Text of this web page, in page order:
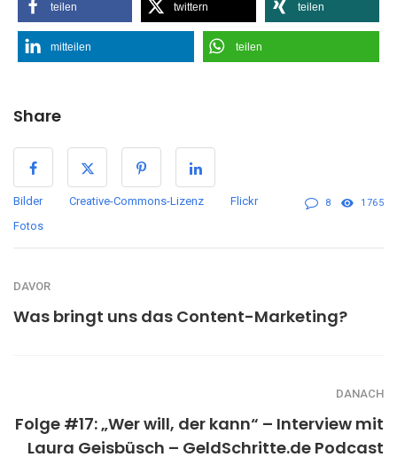
teilen twittern teilen
mitteilen teilen
Share
Bilder Creative-Commons-Lizenz
Flickr
Fotos
8 1765
DAVOR
Was bringt uns das Content-Marketing?
DANACH
Folge #17: „Wer will, der kann“ – Interview mit
Laura Geisbüsch – GeldSchritte.de Podcast